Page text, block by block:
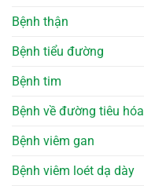
Bệnh thận
Bệnh tiểu đường
Bệnh tim
Bệnh về đường tiêu hóa
Bệnh viêm gan
Bệnh viêm loét dạ dày